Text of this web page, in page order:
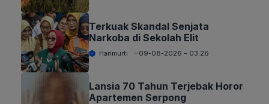
Terkuak Skandal Senjata
Narkoba di Sekolah Elit
Harimurti 09-08-2026 – 03.26
Lansia 70 Tahun Terjebak Horor
Apartemen Serpong